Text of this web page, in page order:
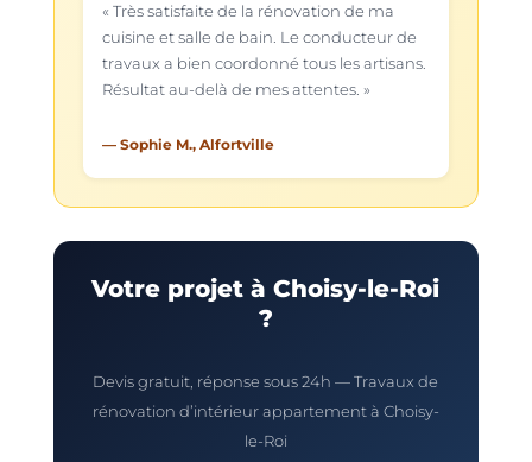
« Très satisfaite de la rénovation de ma
cuisine et salle de bain. Le conducteur de
travaux a bien coordonné tous les artisans.
Résultat au-delà de mes attentes. »
— Sophie M., Alfortville
Votre projet à Choisy-le-Roi
?
Devis gratuit, réponse sous 24h — Travaux de
rénovation d’intérieur appartement à Choisy-
le-Roi